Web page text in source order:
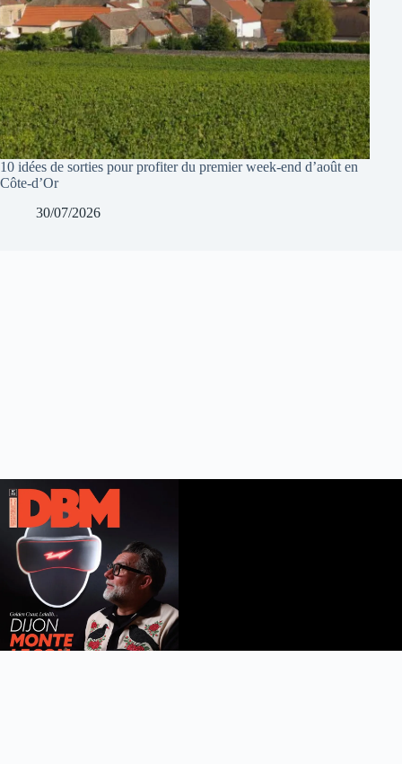
10 idées de sorties pour profiter du premier week-end d’août en
Côte-d’Or
30/07/2026